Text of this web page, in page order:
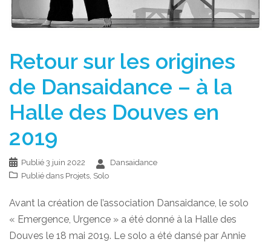
Retour sur les origines
de Dansaidance – à la
Halle des Douves en
2019
Publié 3 juin 2022
Dansaidance
Publié dans Projets Solo
Avant la création de l’association Dansaidance, le solo
« Emergence, Urgence » a été donné à la Halle des
Douves le 18 mai 2019. Le solo a été dansé par Annie